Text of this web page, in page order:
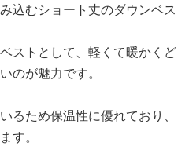
込むショート丈のダウンベス
ストとして、軽くて暖かくど
のが魅力です。
るため保温性に優れており、
す。